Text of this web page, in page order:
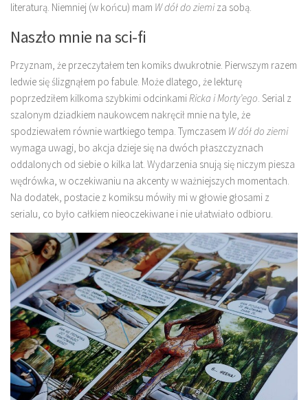
literaturą. Niemniej (w końcu) mam W dół do ziemiza sobą.
Naszło mnie na sci-fi
Przyznam, że przeczytałem ten komiks dwukrotnie. Pierwszym razem
ledwie się ślizgnąłem po fabule. Może dlatego, że lekturę
poprzedziłem kilkoma szybkimi odcinkamiRicka i Morty’ego. Serial z
szalonym dziadkiem naukowcem nakręcił mnie na tyle, że
spodziewałem równie wartkiego tempa. Tymczasem W dół do ziemi
wymaga uwagi, bo akcja dzieje się na dwóch płaszczyznach
oddalonych od siebie o kilka lat. Wydarzenia snują się niczym piesza
wędrówka, w oczekiwaniu na akcenty w ważniejszych momentach.
Na dodatek, postacie z komiksu mówiły mi w głowie głosami z
serialu, co było całkiem nieoczekiwane i nie ułatwiało odbioru.